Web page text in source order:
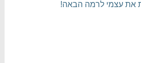
את עצמי לרמה הבאה!